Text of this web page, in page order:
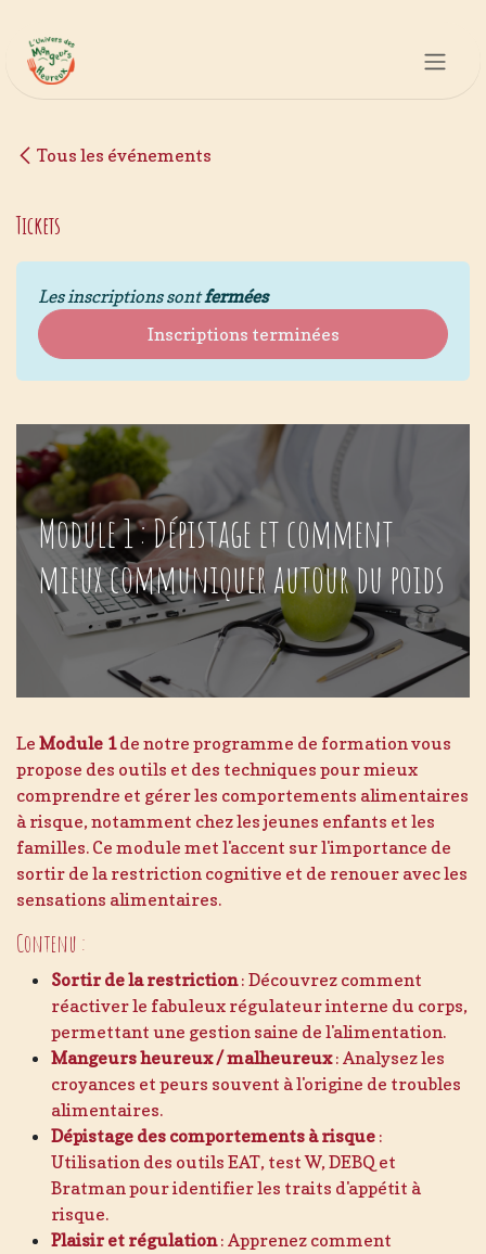
Tous les événements
Tickets
Les inscriptions sontfermées
Inscriptions terminées
Module 1 : Dépistage et comment
mieux communiquer autour du poids
Le Module 1de notre programme de formation vous
propose des outils et des techniques pour mieux
comprendre et gérer les comportements alimentaires
à risque, notamment chez les jeunes enfants et les
familles. Ce module met l'accent sur l'importance de
sortir de la restriction cognitive et de renouer avec les
sensations alimentaires.
Contenu :
Sortir de la restriction: Découvrez comment
réactiver le fabuleux régulateur interne du corps,
permettant une gestion saine de l'alimentation.
Mangeurs heureux / malheureux: Analysez les
croyances et peurs souvent à l'origine de troubles
alimentaires.
Dépistage des comportements à risque :
Utilisation des outils EAT, test W, DEBQ et
Bratman pour identifier les traits d'appétit à
risque.
Plaisir et régulation: Apprenez comment